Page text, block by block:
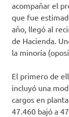
acompañar el
que fue
año, llegó al
de Hacienda.
la minoría
El primero de
incluyó una
cargos en
47.460 bajó a